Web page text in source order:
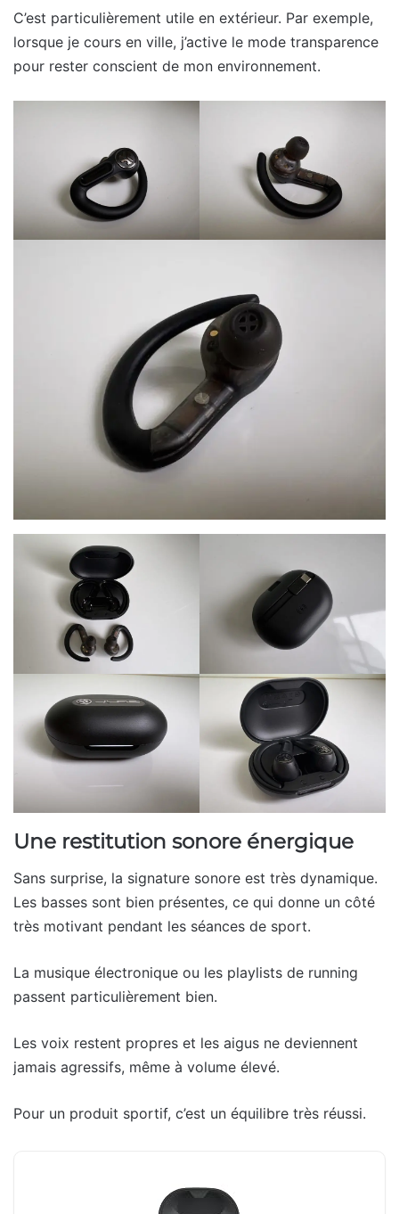
C’est particulièrement utile en extérieur. Par exemple,
lorsque je cours en ville, j’active le mode transparence
pour rester conscient de mon environnement.
Une restitution sonore énergique
Sans surprise, la signature sonore est très dynamique.
Les basses sont bien présentes, ce qui donne un côté
très motivant pendant les séances de sport.
La musique électronique ou les playlists de running
passent particulièrement bien.
Les voix restent propres et les aigus ne deviennent
jamais agressifs, même à volume élevé.
Pour un produit sportif, c’est un équilibre très réussi.